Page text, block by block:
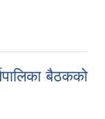
बैठकको